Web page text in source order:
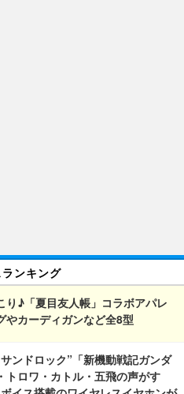
ランキング
り♪「夏目友人帳」コラボアパレ
やカーディガンなど全8型
ンドロック”「新機動戦記ガンダ
トロワ・カトル・五飛の声がす